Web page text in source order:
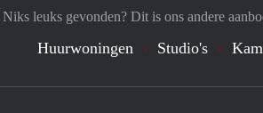
Niks leuks gevonden? Dit is ons andere
Huurwoningen Studio's